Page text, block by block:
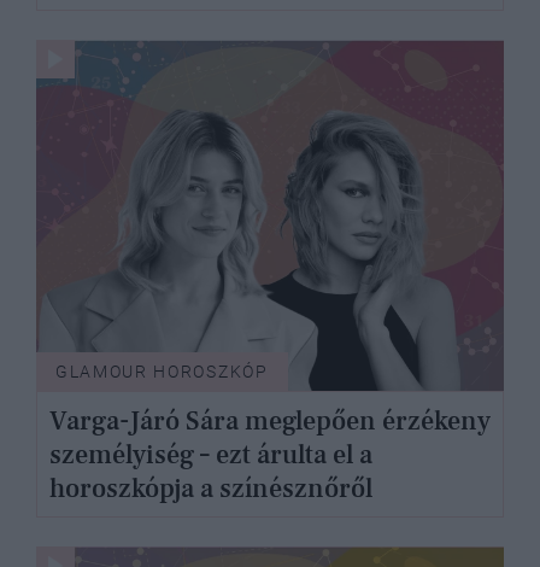
GLAMOUR HOROSZKÓP
Varga-Járó Sára meglepően érzékeny
személyiség – ezt árulta el a
horoszkópja a színésznőről